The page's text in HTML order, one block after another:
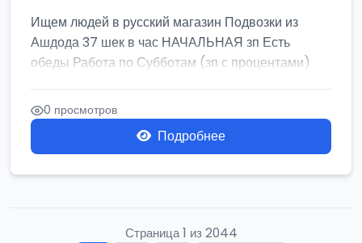
Ищем людей в русский магазин Подвозки из
Ашдода 37 шек в час НАЧАЛЬНАЯ зп Есть
обеды Работа по Субботам (зп с процентами)
0 просмотров
Подробнее
Страница 1 из 2044